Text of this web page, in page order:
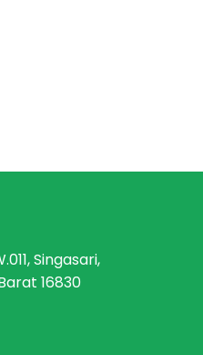
Singasari,
16830